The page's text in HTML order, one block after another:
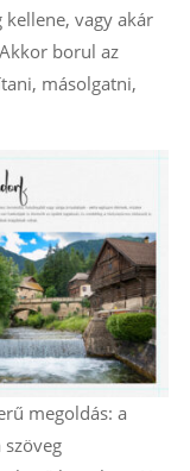
vagy akár
borul az
másolgatni,
megoldás: a